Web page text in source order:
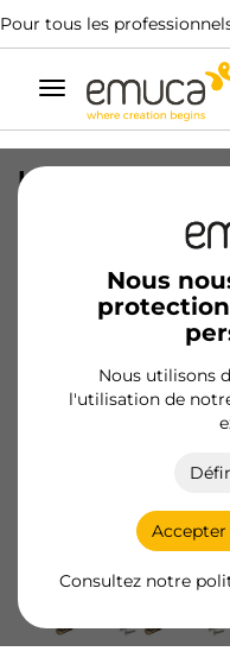
Pour tous les
Alterner
navigation
Nous
Nous utilisons
l'utilisation de
Consultez notre
Lot de 20
Nairobi,
Zamak, Bronze
9160208/EAN
Fiche produit